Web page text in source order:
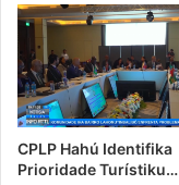
CPLP Hahú Identifika
Prioridade Turístiku…